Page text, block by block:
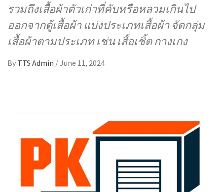
รวมถึงเสื้อผ้าตัวเก่าที่คับหรือหลวมเกินไป
ออกจากตู้เสื้อผ้า แบ่งประเภทเสื้อผ้า จัดกลุ่ม
เสื้อผ้าตามประเภท เช่น เสื้อเชิ้ต กางเกง
By TTS Admin /June 11, 2024